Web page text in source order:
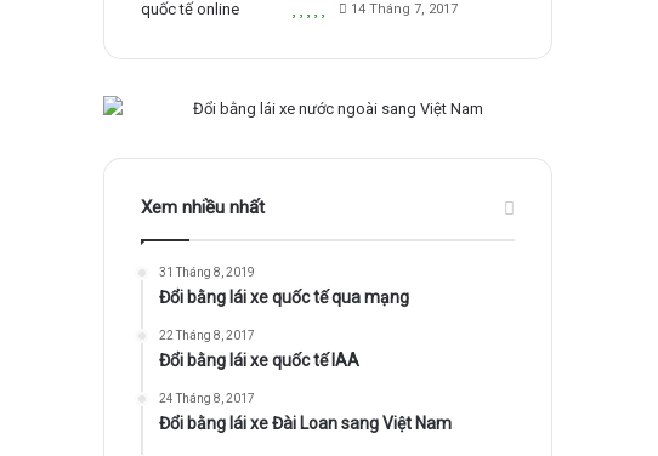
14 Tháng 7, 2017
Xem nhiều nhất
31 Tháng 8, 2019
Đổi bằng lái xe quốc tế qua mạng
22 Tháng 8, 2017
Đổi bằng lái xe quốc tế IAA
24 Tháng 8, 2017
Đổi bằng lái xe Đài Loan sang Việt Nam